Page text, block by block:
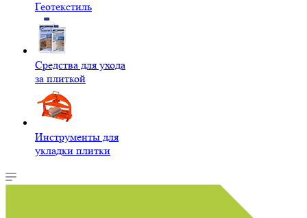
Геотекстиль
Средства для ухода
за плиткой
Инструменты для
укладки плитки